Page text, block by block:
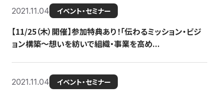
2021.11.04 イベント・セミナー
【11/25（木）開催】参加特典あり！「伝わるミッション・ビジ
ョン構築〜想いを紡いで組織・事業を高め...
2021.11.04 イベント・セミナー